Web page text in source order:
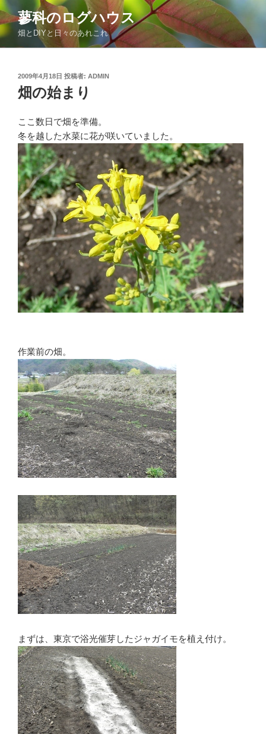
コ
ン
テ
ン
蓼科のログハウス
畑とDIYと日々のあれこれ
投
稿
日:
2009年4月18日 投稿者: ADMIN
畑の始まり
ここ数日で畑を準備。
冬を越した水菜に花が咲いていました。
作業前の畑。
まずは、東京で浴光催芽したジャガイモを植え付け。